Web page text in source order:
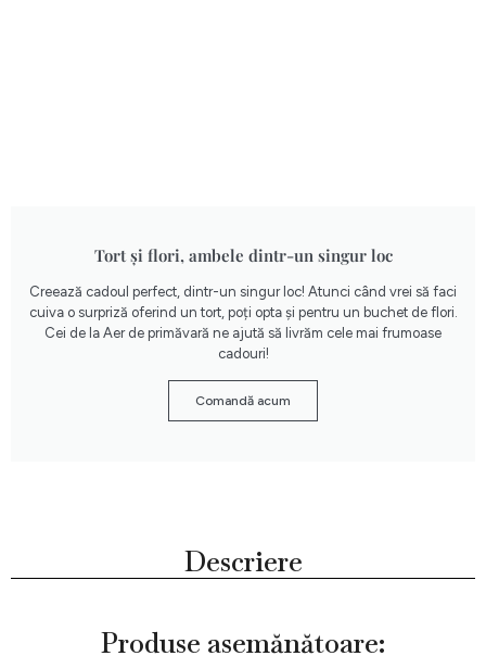
Tort și flori, ambele dintr-un singur loc
Creează cadoul perfect, dintr-un singur loc! Atunci când vrei să faci
cuiva o surpriză oferind un tort, poți opta și pentru un buchet de flori.
Cei de la Aer de primăvară ne ajută să livrăm cele mai frumoase
cadouri!
Comandă acum
Descriere
Produse asemănătoare: